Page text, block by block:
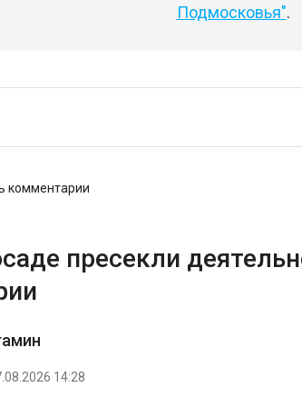
Подмосковья".
комментарии
пресекли
14:28